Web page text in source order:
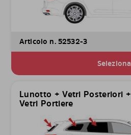
Articolo n. 52532-3
Seleziona
Lunotto + Vetri Posteriori +
Vetri Portiere